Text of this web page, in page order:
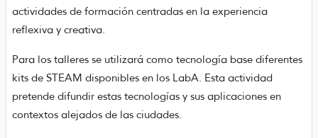
actividades de formación centradas en la experiencia
reflexiva y creativa.
Para los talleres se utilizará como tecnología base diferentes
kits de STEAM disponibles en los LabA. Esta actividad
pretende difundir estas tecnologías y sus aplicaciones en
contextos alejados de las ciudades.